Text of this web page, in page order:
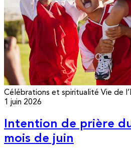
Célébrations et spiritualité Vie de
1 juin 2026
Intention de prière
mois de juin